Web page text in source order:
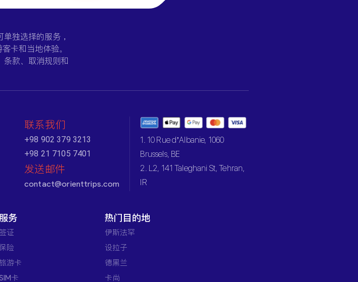
独选择的服务，
卡和当地体验。
条款、取消规则和
联系我们
+98 902 379 3213
+98 21 7105 7401
发送邮件
contact@orienttrips.com
1. 10 Rue d’Albanie, 1060
Brussels, BE
2. L2, 141 Taleghani St, Tehran,
IR
服务
签证
险
旅游卡
卡
热门目的地
伊斯法罕
设拉子
德黑兰
卡尚